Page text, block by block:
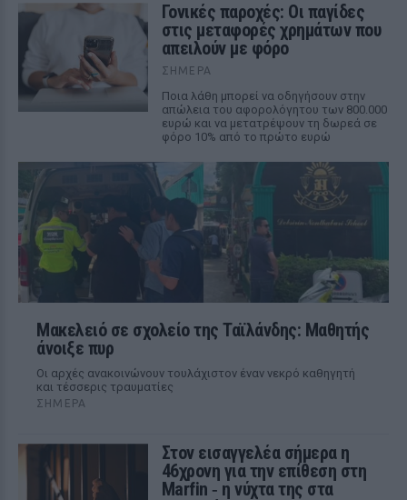
Γονικές παροχές: Οι παγίδες
στις μεταφορές χρημάτων που
απειλούν με φόρο
ΣΉΜΕΡΑ
Ποια λάθη μπορεί να οδηγήσουν στην
απώλεια του αφορολόγητου των 800.000
ευρώ και να μετατρέψουν τη δωρεά σε
φόρο 10% από το πρώτο ευρώ
Μακελειό σε σχολείο της Ταϊλάνδης: Μαθητής
άνοιξε πυρ
Οι αρχές ανακοινώνουν τουλάχιστον έναν νεκρό καθηγητή
και τέσσερις τραυματίες
ΣΉΜΕΡΑ
Στον εισαγγελέα σήμερα η
46χρονη για την επίθεση στη
Marfin ‑ η νύχτα της στα